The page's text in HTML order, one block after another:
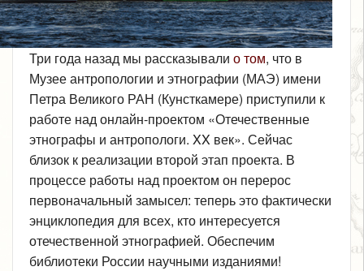
Три года назад мы рассказывали о том, что в
Музее антропологии и этнографии (МАЭ) имени
Петра Великого РАН (Кунсткамере) приступили к
работе над онлайн-проектом «Отечественные
этнографы и антропологи. XX век». Сейчас
близок к реализации второй этап проекта. В
процессе работы над проектом он перерос
первоначальный замысел: теперь это фактически
энциклопедия для всех, кто интересуется
отечественной этнографией. Обеспечим
библиотеки России научными изданиями!